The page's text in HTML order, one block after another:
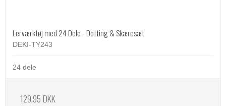
Lerværktøj med 24 Dele - Dotting & Skæresæt
DEKI-TY243
24 dele
129,95 DKK